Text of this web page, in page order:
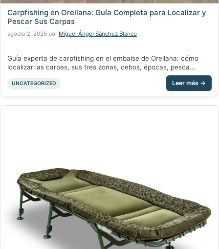
Carpfishing en Orellana: Guía Completa para Localizar y
Pescar Sus Carpas
agosto 2, 2026 por Miguel Ángel Sánchez Blanco
Guía experta de carpfishing en el embalse de Orellana: cómo
localizar las carpas, sus tres zonas, cebos, épocas, pesca
Categorías
UNCATEGORIZED